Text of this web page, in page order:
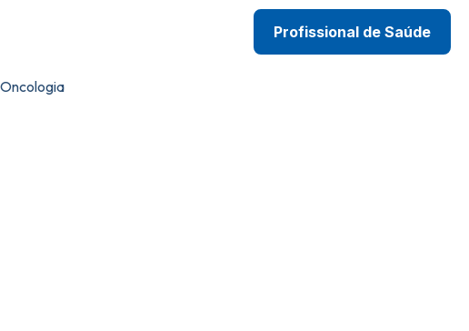
Profissional de Saúde